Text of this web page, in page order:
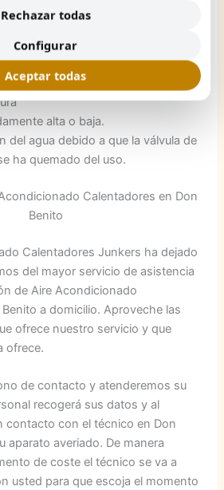
alta o baja.
del agua debido a que la válvula de
ha quemado del uso.
Calentadores en Don
Benito
Calentadores Junkers ha dejado
del mayor servicio de asistencia
de Aire Acondicionado
a domicilio. Aproveche las
ofrece nuestro servicio y que
ofrece.
de contacto y atenderemos su
recogerá sus datos y al
contacto con el técnico en Don
aparato averiado. De manera
de coste el técnico se va a
usted para que escoja el momento
Rechazar todas
Configurar
Aceptar todas